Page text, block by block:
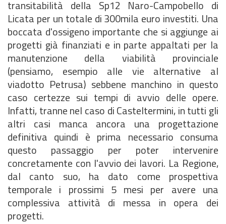
transitabilità della Sp12 Naro-Campobello di
Licata per un totale di 300mila euro investiti. Una
boccata d'ossigeno importante che si aggiunge ai
progetti già finanziati e in parte appaltati per la
manutenzione della viabilità provinciale
(pensiamo, esempio alle vie alternative al
viadotto Petrusa) sebbene manchino in questo
caso certezze sui tempi di avvio delle opere.
Infatti, tranne nel caso di Casteltermini, in tutti gli
altri casi manca ancora una progettazione
definitiva quindi è prima necessario consuma
questo passaggio per poter intervenire
concretamente con l'avvio dei lavori. La Regione,
dal canto suo, ha dato come prospettiva
temporale i prossimi 5 mesi per avere una
complessiva attività di messa in opera dei
progetti.